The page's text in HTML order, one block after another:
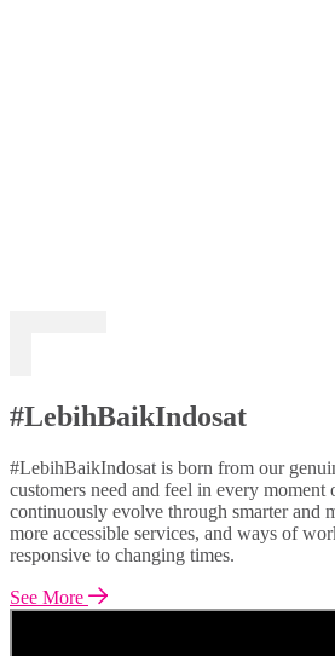
#LebihBaikIndosat
#LebihBaikIndosat is born from our
customers need and feel in every
continuously evolve through smarter and
more accessible services, and ways of
responsive to changing times.
See More